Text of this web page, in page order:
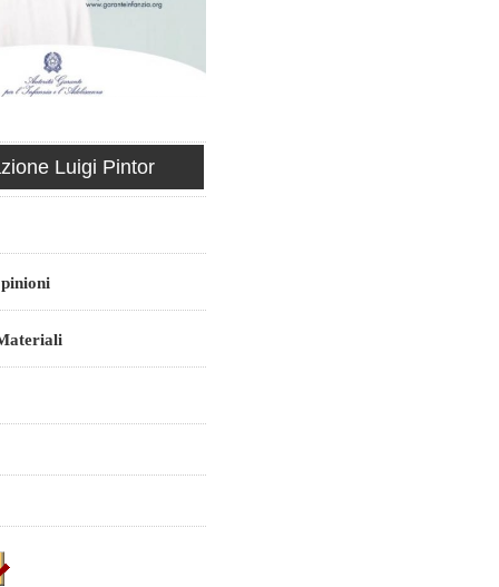
Luigi Pintor